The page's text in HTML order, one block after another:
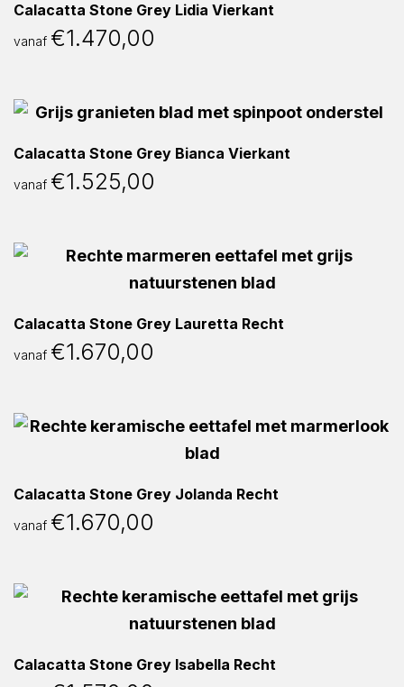
Calacatta Stone Grey Lidia Vierkant
vanaf €1.470,00
Calacatta Stone Grey Bianca Vierkant
vanaf €1.525,00
Calacatta Stone Grey Lauretta Recht
vanaf €1.670,00
Calacatta Stone Grey Jolanda Recht
vanaf €1.670,00
Calacatta Stone Grey Isabella Recht